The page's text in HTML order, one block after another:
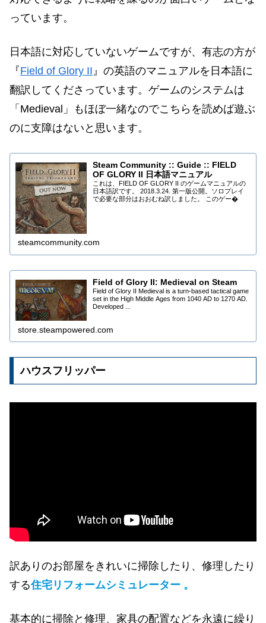
っています。
日本語に対応していないゲームですが、有志の方が
『Field of Glory II』の英語のマニュアルを日本語に
翻訳してくださっています。ゲームのシステムは
「Medieval」もほぼ一緒なのでこちらを読めば遊ぶ
のに支障はないと思います。
Steam Community :: Guide :: FIELD
OF GLORY II 日本語マニュアル
これは、FIELD OF GLORY II のゲームマニュアルの
日本語訳です。 2018.3.24. 第一版公開。ソロプレイ
で必要な部分はおおむね訳しました。 このゲー�
steamcommunity.com
Field of Glory II: Medieval on Steam
Field of Glory II Medieval is a turn-based tactical game
set in the High Middle Ages from 1040 AD to 1270 AD.
Developed ...
store.steampowered.com
ハウスフリッパー
訳ありのお部屋をきれいに掃除したり、修理したり
する住宅リフォームシミュレーター 。
基本的に掃除と修理、家具の配置などを永遠に繰り